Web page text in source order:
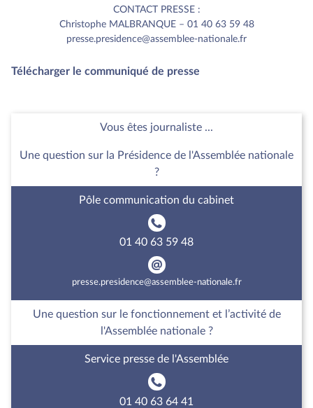
CONTACT PRESSE :
Christophe MALBRANQUE – 01 40 63 59 48
presse.presidence@assemblee-nationale.fr
Télécharger le communiqué de presse
Vous êtes journaliste ...
Une question sur la Présidence de l'Assemblée nationale
?
Pôle communication du cabinet
01 40 63 59 48
presse.presidence@assemblee-nationale.fr
Une question sur le fonctionnement et l’activité de
l'Assemblée nationale ?
Service presse de l'Assemblée
01 40 63 64 41